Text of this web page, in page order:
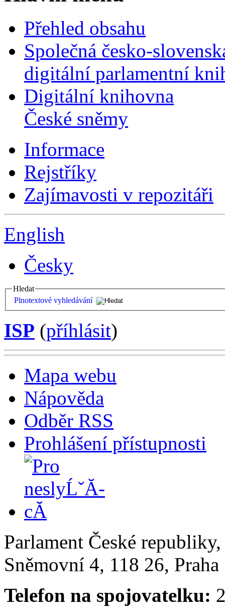
Přehled obsahu
Společná česko-
digitální parlamentní
Digitální knihovna
České sněmy
Informace
Rejstříky
Zajímavosti v repozitáři
English
Česky
Hledat
Plnotextové vyhledávání
ISP (příhlásit)
Mapa webu
Nápověda
Odběr RSS
Prohlášení přístupnosti
Parlament České
Sněmovní 4, 118 26,
Telefon na spojovatelku: